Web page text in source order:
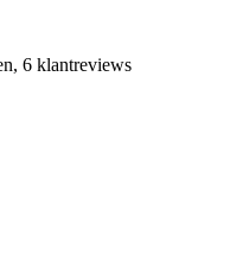
6 klantreviews